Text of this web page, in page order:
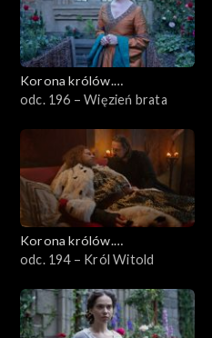
Korona królów.
Jagiellonowie
odc. 196 – Więzień brata
Korona królów.
Jagiellonowie
odc. 194 – Król Witold